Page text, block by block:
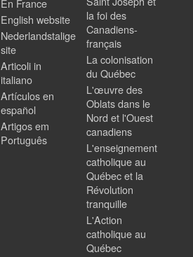
En France
English website
Nederlandstalige
site
Articoli in
italiano
Artículos en
español
Artigos em
Português
la foi des
Canadiens-
français
La colonisation
du Québec
L'œuvre des
Oblats dans le
Nord et l'Ouest
canadiens
L'enseignement
catholique au
Québec et la
Révolution
tranquille
L'Action
catholique au
Québec